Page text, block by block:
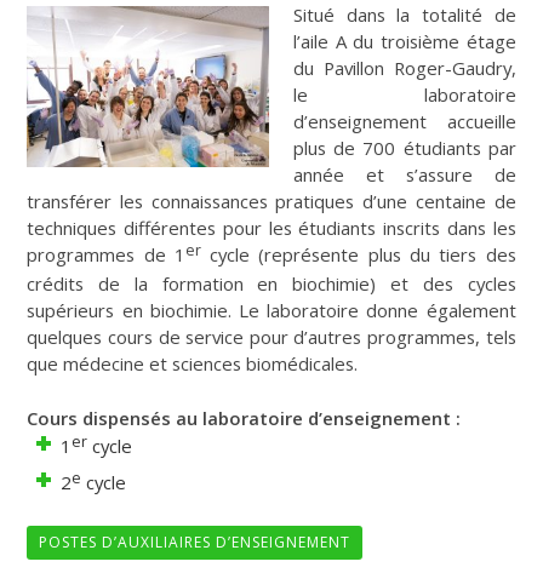
Situé dans la totalité de
l’aile A du troisième étage
du Pavillon Roger-Gaudry,
le laboratoire
d’enseignement accueille
plus de 700 étudiants par
année et s’assure de
transférer les connaissances pratiques d’une centaine de
techniques différentes pour les étudiants inscrits dans les
programmes de 1 ercycle (représente plus du tiers des
crédits de la formation en biochimie) et des cycles
supérieurs en biochimie. Le laboratoire donne également
quelques cours de service pour d’autres programmes, tels
que médecine et sciences biomédicales.
Cours dispensés au laboratoire d’enseignement :
1 er cycle
2e cycle
POSTES D’AUXILIAIRES D’ENSEIGNEMENT